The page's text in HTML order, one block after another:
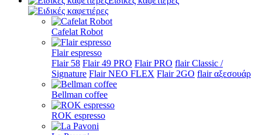
Cafelat Robot
Flair espresso
Flair 58 Flair 49 PRO Flair PRO flair Classic /
Signature Flair NEO FLEX Flair 2GO flair αξεσουάρ
Bellman coffee
ROK espresso